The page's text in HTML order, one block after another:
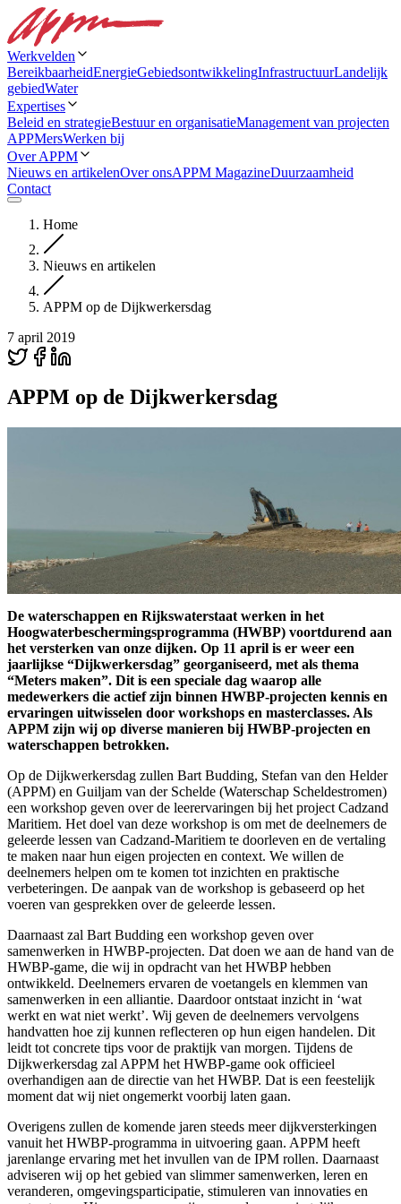
Werkvelden
BereikbaarheidEnergieGebiedsontwikkelingInfrastructuurLandelijk
gebiedWater
Expertises
Beleid en strategieBestuur en organisatieManagement van projecten
APPMersWerken bij
Over APPM
Nieuws en artikelenOver onsAPPM MagazineDuurzaamheid
Contact
Home
Nieuws en artikelen
APPM op de Dijkwerkersdag
7 april 2019
APPM op de Dijkwerkersdag
De waterschappen en Rijkswaterstaat werken in het
Hoogwaterbeschermingsprogramma (HWBP) voortdurend aan
het versterken van onze dijken. Op 11 april is er weer een
jaarlijkse “Dijkwerkersdag” georganiseerd, met als thema
“Meters maken”. Dit is een speciale dag waarop alle
medewerkers die actief zijn binnen HWBP-projecten kennis en
ervaringen uitwisselen door workshops en masterclasses. Als
APPM zijn wij op diverse manieren bij HWBP-projecten en
waterschappen betrokken.
Op de Dijkwerkersdag zullen Bart Budding, Stefan van den Helder
(APPM) en Guiljam van der Schelde (Waterschap Scheldestromen)
een workshop geven over de leerervaringen bij het project Cadzand
Maritiem. Het doel van deze workshop is om met de deelnemers de
geleerde lessen van Cadzand-Maritiem te doorleven en de vertaling
te maken naar hun eigen projecten en context. We willen de
deelnemers helpen om te komen tot inzichten en praktische
verbeteringen. De aanpak van de workshop is gebaseerd op het
voeren van gesprekken over de geleerde lessen.
Daarnaast zal Bart Budding een workshop geven over
samenwerken in HWBP-projecten. Dat doen we aan de hand van de
HWBP-game, die wij in opdracht van het HWBP hebben
ontwikkeld. Deelnemers ervaren de voetangels en klemmen van
samenwerken in een alliantie. Daardoor ontstaat inzicht in ‘wat
werkt en wat niet werkt’. Wij geven de deelnemers vervolgens
handvatten hoe zij kunnen reflecteren op hun eigen handelen. Dit
leidt tot concrete tips voor de praktijk van morgen. Tijdens de
Dijkwerkersdag zal APPM het HWBP-game ook officieel
overhandigen aan de directie van het HWBP. Dat is een feestelijk
moment dat wij niet ongemerkt voorbij laten gaan.
Overigens zullen de komende jaren steeds meer dijkversterkingen
vanuit het HWBP-programma in uitvoering gaan. APPM heeft
jarenlange ervaring met het invullen van de IPM rollen. Daarnaast
adviseren wij op het gebied van slimmer samenwerken, leren en
veranderen, omgevingsparticipatie, stimuleren van innovaties en